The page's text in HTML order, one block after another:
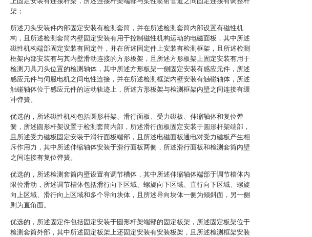
架；
所述刀头安装件内部固定安装有检测套筒，并在所述检测套筒内部设置有磁性机
构，且所述检测套筒内壁固定安装有用于控制磁性机构运动的电磁面板，其中所述
磁性机构端部固定安装有固定件，并在所述固定件上安装有检测框架，且所述检测
框架内部安装有与其内壁滑动连接的方形板架，且所述方形板架上固定安装有用于
检测刀具刀头位置的检测轴体，其中所述方形板架一侧固定安装有感应元件，所述
感应元件与伺服电机之间电性连接，并在所述检测框架内壁安装有触碰轴体，所述
触碰轴体位于感应元件的运动轨迹上，所述方形板架与检测框架内壁之间连接有缓
冲弹簧。
优选的，所述磁性机构包括圆形杆架、滑行面板、受力磁板、伸缩轴体和复位弹
簧，所述圆形杆架设置于检测套筒内部，所述滑行面板固定安装于圆形杆架端部，
且所述受力磁板固定安装于滑行面板端部，且所述电磁面板通电对受力磁板产生相
斥作用力，其中所述伸缩轴体安装于滑行面板两侧，所述滑行面板和检测套筒内壁
之间连接有复位弹簧。
优选的，所述检测套筒内壁设置有调节槽体，其中所述伸缩轴体端部于调节槽体内
限位滑动，所述调节槽体包括滑行向下区域、螺旋向下区域、直行向下区域、螺旋
向上区域、滑行向上区域和多个导向块体，且所述导向块体一侧为倾斜面，另一侧
则为直角面。
优选的，所述固定件包括固定安装于圆形杆架端部的固定板架，所述固定板架位于
检测套筒外部，其中所述固定板架上还固定安装有安装板架，且所述检测框架安装